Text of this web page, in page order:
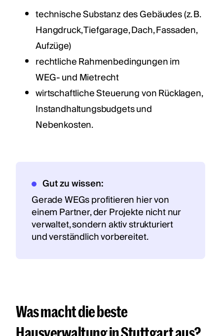
technische Substanz des Gebäudes (z. B.
Hangdruck, Tiefgarage, Dach, Fassaden,
Aufzüge)
rechtliche Rahmenbedingungen im
WEG- und Mietrecht
wirtschaftliche Steuerung von Rücklagen,
Instandhaltungsbudgets und
Nebenkosten.
Gut zu wissen:
Gerade WEGs profitieren hier von
einem Partner, der Projekte nicht nur
verwaltet, sondern aktiv strukturiert
und verständlich vorbereitet.
Was macht die beste
Hausverwaltung in Stuttgart aus?